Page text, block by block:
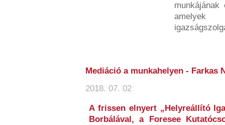
amelyek
Mediáció a munkahelyen - Farkas
2018. 07. 02
A frissen elnyert „Helyreállító
Borbálával, a Foresee